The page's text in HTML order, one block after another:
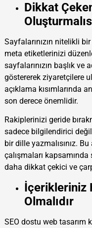
Dikkat
Sayfalarınızın nitelikli
meta etiketlerinizi
sayfalarınızın başlık ve
göstererek ziyaretçilere
açıklama kısımlarında
son derece önemlidir.
Rakiplerinizi geride
sadece bilgilendirici
bir dille yazmalısınız.
çalışmaları kapsamında
daha dikkat çekici ve
İçerikleriniz
Olmalıdır
SEO dostu web tasarım